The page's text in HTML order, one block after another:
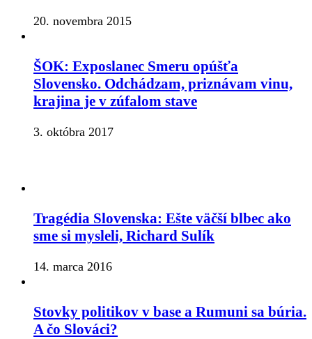
20. novembra 2015
ŠOK: Exposlanec Smeru opúšťa
Slovensko. Odchádzam, priznávam vinu,
krajina je v zúfalom stave
3. októbra 2017
Tragédia Slovenska: Ešte väčší blbec ako
sme si mysleli, Richard Sulík
14. marca 2016
Stovky politikov v base a Rumuni sa búria.
A čo Slováci?